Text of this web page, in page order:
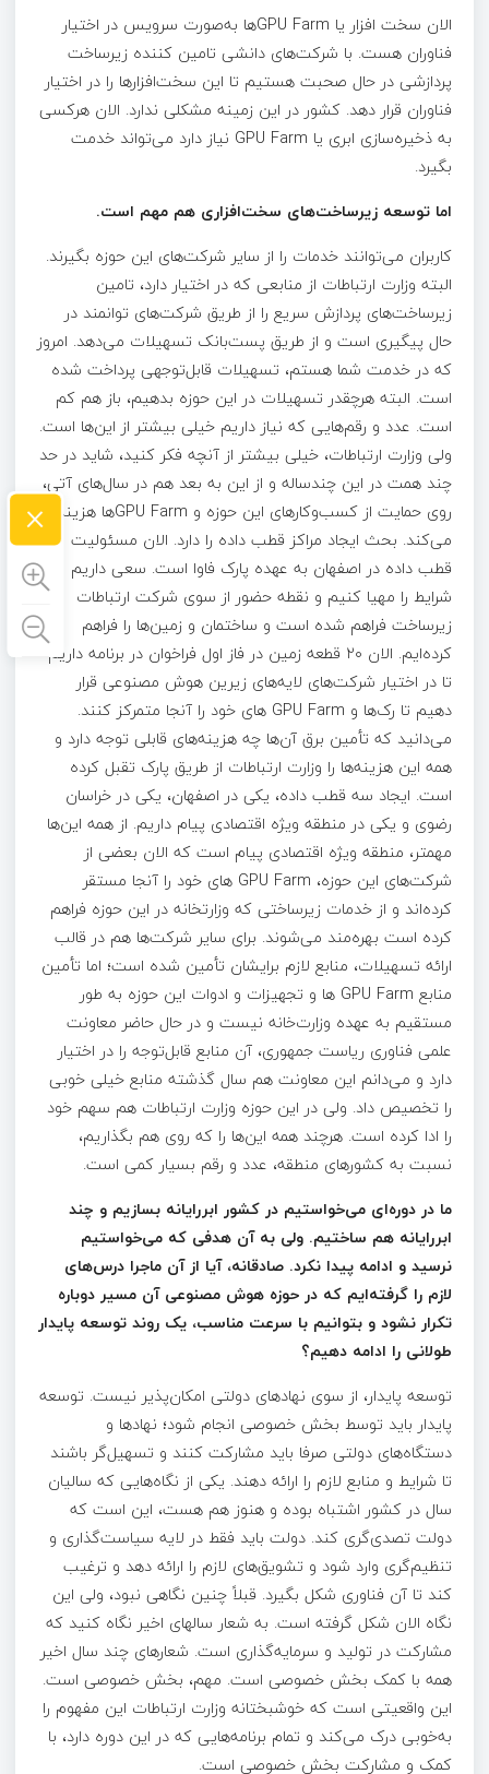
الان سخت افزار یا GPU Farmها به‌صورت سرویس در اختیار
فناوران هست. با شرکت‌های دانشی تامین کننده زیرساخت
پردازشی در حال صحبت هستیم تا این سخت‌افزارها را در اختیار
فناوران قرار دهد. کشور در این زمینه مشکلی ندارد. الان هرکسی
به ذخیره‌سازی ابری یا GPU Farm نیاز دارد می‌تواند خدمت
بگیرد.
اما توسعه زیرساخت‌های سخت‌افزاری هم مهم است.
کاربران می‌توانند خدمات را از سایر شرکت‌های این حوزه بگیرند.
البته وزارت ارتباطات از منابعی که در اختیار دارد، تامین
زیرساخت­‌های پردازش سریع را از طریق شرکت‌های توانمند در
حال پیگیری است و از طریق پست‌بانک تسهیلات می‌دهد. امروز
که در خدمت شما هستم، تسهیلات قابل‌توجهی پرداخت شده
است. البته هرچقدر تسهیلات در این حوزه بدهیم، باز هم کم
است. عدد و رقم‌هایی که نیاز داریم خیلی بیشتر از این‌ها است.
ولی وزارت ارتباطات، خیلی بیشتر از آنچه فکر کنید، شاید در حد
چند همت در این چندساله و از این به بعد هم در سال‌های آتی،
روی حمایت از کسب‌وکارهای این حوزه و GPU Farmها هزینه
می‌کند. بحث ایجاد مراکز قطب داده را دارد. الان مسئولیت
قطب داده در اصفهان به عهده پارک فاوا است. سعی داریم
شرایط را مهیا کنیم و نقطه حضور از سوی شرکت ارتباطات
زیرساخت فراهم شده است و ساختمان و زمین‌ها را فراهم
کرده‌ایم. الان ۲۰ قطعه زمین در فاز اول فراخوان در برنامه داریم
تا در اختیار شرکت‌های لایه‌های زیرین هوش مصنوعی قرار
دهیم تا رک‌ها و GPU Farm های خود را آنجا متمرکز کنند.
می‌دانید که تأمین برق آن‌ها چه هزینه‌های قابلی توجه دارد و
همه این هزینه‌ها را وزارت ارتباطات از طریق پارک تقبل کرده
است. ایجاد سه قطب داده، یکی در اصفهان، یکی در خراسان
رضوی و یکی در منطقه ویژه اقتصادی پیام داریم. از همه این‌ها
مهم­تر، منطقه ویژه اقتصادی پیام است که الان بعضی از
شرکت‌های این حوزه، GPU Farm های خود را آنجا مستقر
کرده‌اند و از خدمات زیرساختی که وزارتخانه در این حوزه فراهم
کرده است بهره‌مند می‌شوند. برای سایر شرکت‌ها هم در قالب
ارائه تسهیلات، منابع لازم برایشان تأمین شده است؛ اما تأمین
منابع GPU Farm ها و تجهیزات و ادوات این حوزه به طور
مستقیم به عهده وزارت‌خانه نیست و در حال حاضر معاونت
علمی فناوری ریاست جمهوری، آن منابع قابل‌توجه را در اختیار
دارد و می‌دانم این معاونت هم سال گذشته منابع خیلی خوبی
را تخصیص داد. ولی در این حوزه وزارت ارتباطات هم سهم خود
را ادا کرده است. هرچند همه این‌ها را که روی هم بگذاریم،
نسبت به کشورهای منطقه، عدد و رقم بسیار کمی است.
ما در دوره‌ای می‌خواستیم در کشور ابررایانه بسازیم و چند
ابررایانه هم ساختیم. ولی به آن هدفی که می‌خواستیم
نرسید و ادامه پیدا نکرد. صادقانه، آیا از آن ماجرا درس‌های
لازم را گرفته‌ایم که در حوزه هوش مصنوعی آن مسیر دوباره
تکرار نشود و بتوانیم با سرعت مناسب، یک روند توسعه پایدار
طولانی را ادامه دهیم؟
توسعه پایدار، از سوی نهادهای دولتی امکان‌پذیر نیست. توسعه
پایدار باید توسط بخش خصوصی انجام شود؛ نهادها و
دستگاه‌های دولتی صرفا باید مشارکت کنند و تسهیل‌گر باشند
تا شرایط و منابع لازم را ارائه دهند. یکی از نگاه‌هایی که سالیان
سال در کشور اشتباه بوده و هنوز هم هست، این است که
دولت تصدی‌گری کند. دولت باید فقط در لایه سیاست‌گذاری و
تنظیم‌گری وارد شود و تشویق‌های لازم را ارائه دهد و ترغیب
کند تا آن فناوری شکل بگیرد. قبلاً چنین نگاهی نبود، ولی این
نگاه الان شکل گرفته است. به شعار سال­های اخیر نگاه کنید که
مشارکت در تولید و سرمایه‌گذاری است. شعارهای چند سال اخیر
همه با کمک بخش خصوصی است. مهم، بخش خصوصی است.
این واقعیتی است که خوشبختانه وزارت ارتباطات این مفهوم را
به‌خوبی درک می‌کند و تمام برنامه‌هایی که در این دوره دارد، با
کمک و مشارکت بخش خصوصی است.
×